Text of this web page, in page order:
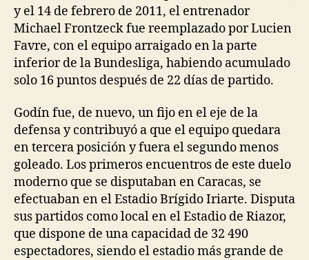
y el 14 de febrero de 2011, el entrenador
Michael Frontzeck fue reemplazado por Lucien
Favre, con el equipo arraigado en la parte
inferior de la Bundesliga, habiendo acumulado
solo 16 puntos después de 22 días de partido.
Godín fue, de nuevo, un fijo en el eje de la
defensa y contribuyó a que el equipo quedara
en tercera posición y fuera el segundo menos
goleado. Los primeros encuentros de este duelo
moderno que se disputaban en Caracas, se
efectuaban en el Estadio Brígido Iriarte. Disputa
sus partidos como local en el Estadio de Riazor,
que dispone de una capacidad de 32 490
espectadores, siendo el estadio más grande de